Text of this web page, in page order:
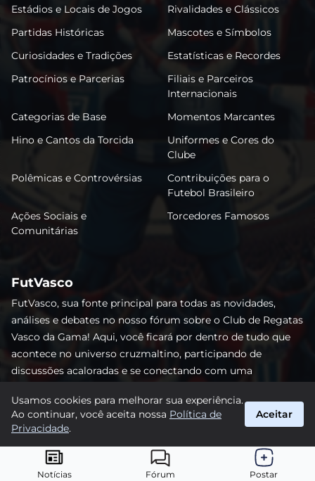
Notícias Fórum Postar
Estádios e Locais de Jogos
Rivalidades e Clássicos
Partidas Históricas
Mascotes e Símbolos
Curiosidades e Tradições
Estatísticas e Recordes
Patrocínios e Parcerias
Filiais e Parceiros
Internacionais
Categorias de Base
Momentos Marcantes
Hino e Cantos da Torcida
Uniformes e Cores do
Clube
Polêmicas e Controvérsias
Contribuições para o
Futebol Brasileiro
Ações Sociais e
Comunitárias
Torcedores Famosos
FutVasco
FutVasco, sua fonte principal para todas as novidades,
análises e debates no nosso fórum sobre o Club de Regatas
Vasco da Gama! Aqui, você ficará por dentro de tudo que
acontece no universo cruzmaltino, participando de
discussões acaloradas e se conectando com uma
nenhum lance e acompanhe de perto o caminho do Vasco
rumo às vitórias! #Vasco #FutVasco
© 2026 FutVasco. Todos os direitos reservados.
Usamos cookies para melhorar sua experiência.
Ao continuar, você aceita nossa Política de
Privacidade.
Aceitar